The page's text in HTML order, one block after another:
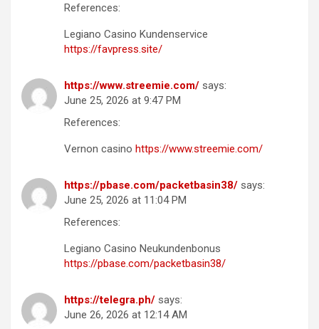
References:
Legiano Casino Kundenservice
https://favpress.site/
https://www.streemie.com/ says:
June 25, 2026 at 9:47 PM
References:
Vernon casino https://www.streemie.com/
https://pbase.com/packetbasin38/ says:
June 25, 2026 at 11:04 PM
References:
Legiano Casino Neukundenbonus
https://pbase.com/packetbasin38/
https://telegra.ph/ says:
June 26, 2026 at 12:14 AM